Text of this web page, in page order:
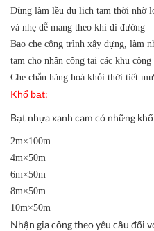
Dùng làm lều du lịch tạm thời nhờ
và nhẹ dễ mang theo khi đi đường
Bao che công trình xây dựng, làm
tạm cho nhân công tại các khu
Che chắn hàng hoá khỏi thời tiết
Khổ bạt:
Bạt nhựa xanh cam có những
2m×100m
4m×50m
6m×50m
8m×50m
10m×50m
Nhận gia công theo yêu cầu đối